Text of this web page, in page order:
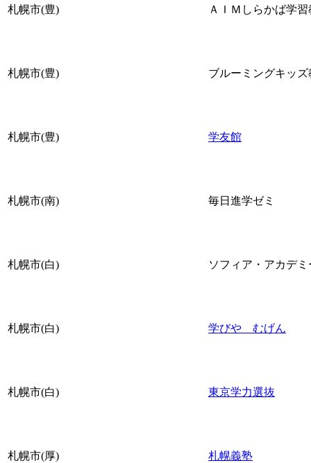
札幌市(豊) ＡＩＭしらかば学習
札幌市(豊) ブルーミングキッズ
札幌市(豊) 学友館
札幌市(南) 毎日進学ゼミ
札幌市(白) ソフィア・アカデミ
札幌市(白) 学びや むげん
札幌市(白) 東京学力選抜
札幌市(厚) 札幌義塾